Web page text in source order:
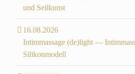
und Seilkunst
16.08.2026
Intimmassage (de)light —
Silikonmodell